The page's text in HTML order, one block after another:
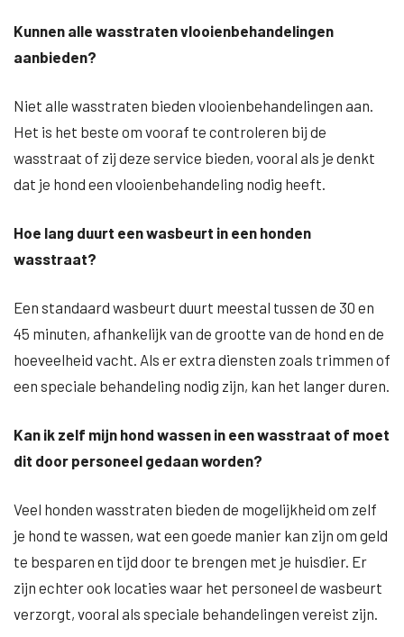
Kunnen alle wasstraten vlooienbehandelingen
aanbieden?
Niet alle wasstraten bieden vlooienbehandelingen aan.
Het is het beste om vooraf te controleren bij de
wasstraat of zij deze service bieden, vooral als je denkt
dat je hond een vlooienbehandeling nodig heeft.
Hoe lang duurt een wasbeurt in een honden
wasstraat?
Een standaard wasbeurt duurt meestal tussen de 30 en
45 minuten, afhankelijk van de grootte van de hond en de
hoeveelheid vacht. Als er extra diensten zoals trimmen of
een speciale behandeling nodig zijn, kan het langer duren.
Kan ik zelf mijn hond wassen in een wasstraat of moet
dit door personeel gedaan worden?
Veel honden wasstraten bieden de mogelijkheid om zelf
je hond te wassen, wat een goede manier kan zijn om geld
te besparen en tijd door te brengen met je huisdier. Er
zijn echter ook locaties waar het personeel de wasbeurt
verzorgt, vooral als speciale behandelingen vereist zijn.